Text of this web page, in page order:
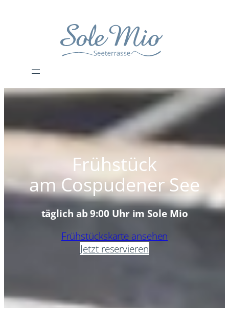
Frühstück
am Cospudener See
täglich ab 9:00 Uhr im Sole Mio
Frühstückskarte ansehen
Jetzt reservieren